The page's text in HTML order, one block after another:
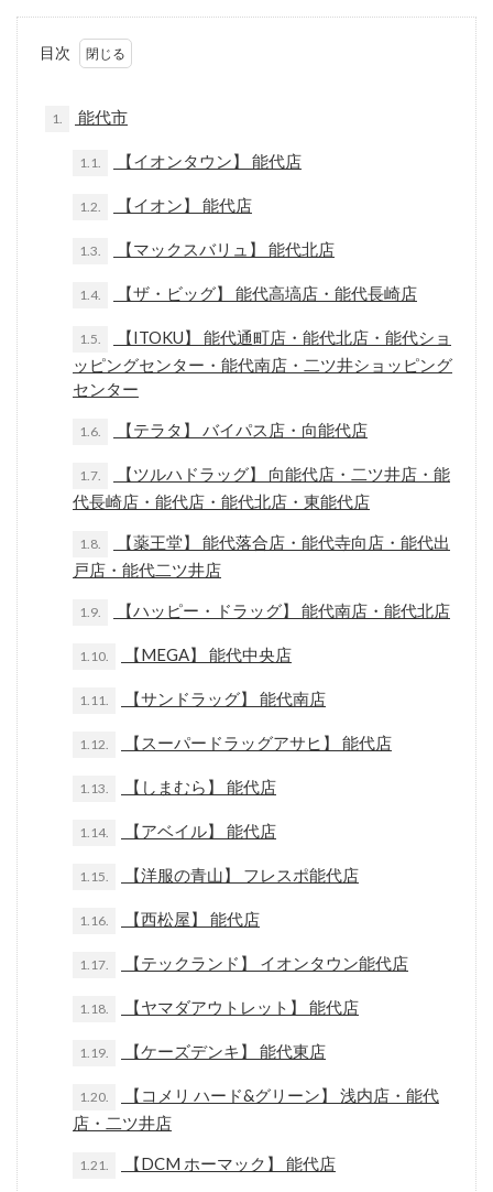
目次
1. 能代市
1.1. 【イオンタウン】 能代店
1.2. 【イオン】 能代店
1.3. 【マックスバリュ】 能代北店
1.4. 【ザ・ビッグ】 能代高塙店・能代長崎店
1.5.
【ITOKU】 能代通町店・能代北店・能代ショ
ッピングセンター・能代南店・二ツ井ショッピング
センター
1.6. 【テラタ】 バイパス店・向能代店
1.7.
【ツルハドラッグ】 向能代店・二ツ井店・能
代長崎店・能代店・能代北店・東能代店
1.8.
【薬王堂】 能代落合店・能代寺向店・能代出
戸店・能代二ツ井店
1.9. 【ハッピー・ドラッグ】 能代南店・能代北店
1.10. 【MEGA】 能代中央店
1.11. 【サンドラッグ】 能代南店
1.12. 【スーパードラッグアサヒ】 能代店
1.13. 【しまむら】 能代店
1.14. 【アベイル】 能代店
1.15. 【洋服の青山】 フレスポ能代店
1.16. 【西松屋】 能代店
1.17. 【テックランド】 イオンタウン能代店
1.18. 【ヤマダアウトレット】 能代店
1.19. 【ケーズデンキ】 能代東店
1.20.
【コメリ ハード&グリーン】 浅内店・能代
店・二ツ井店
1.21. 【DCM ホーマック】 能代店